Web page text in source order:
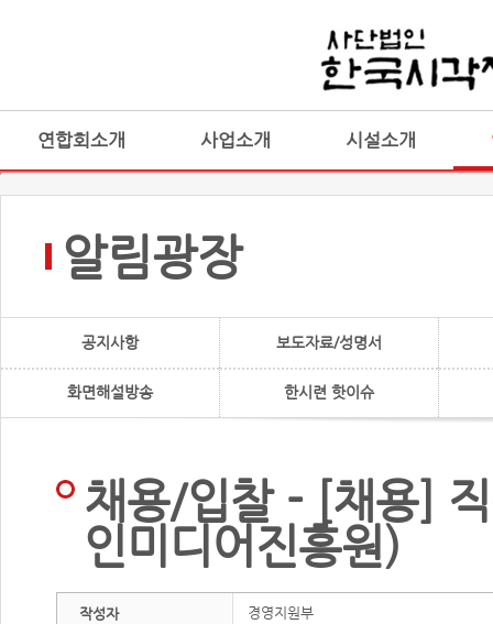
연합회소개 사업소개 시설소개
알림광장
공지사항 보도자료/성명서
화면해설방송 한시련 핫이슈
채용/입찰 - [채용]
인미디어진흥원)
작성자 경영지원부